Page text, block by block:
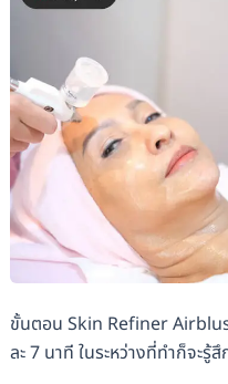
ขั้นตอน Skin Refiner
ละ 7 นาที ในระหว่างที่ทำก็จะ